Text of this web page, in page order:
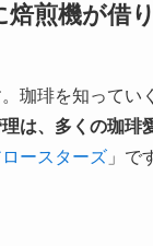
煎機が借
珈琲を知ってい
は、多くの珈琲
ースターズ 」で